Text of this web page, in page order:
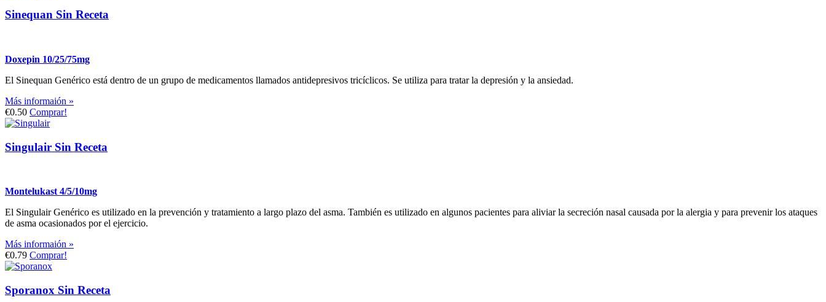
Sinequan Sin Receta
Doxepin 10/25/75mg
El Sinequan Genérico está dentro de un grupo de medicamentos llamados antidepresivos tricíclicos. Se utiliza para tratar la depresión y la ansiedad.
Más informaión »
€0.50 Comprar!
Singulair Sin Receta
Montelukast 4/5/10mg
El Singulair Genérico es utilizado en la prevención y tratamiento a largo plazo del asma. También es utilizado en algunos pacientes para aliviar la secreción nasal causada por la alergia y para prevenir los ataques
de asma ocasionados por el ejercicio.
Más informaión »
€0.79 Comprar!
Sporanox Sin Receta